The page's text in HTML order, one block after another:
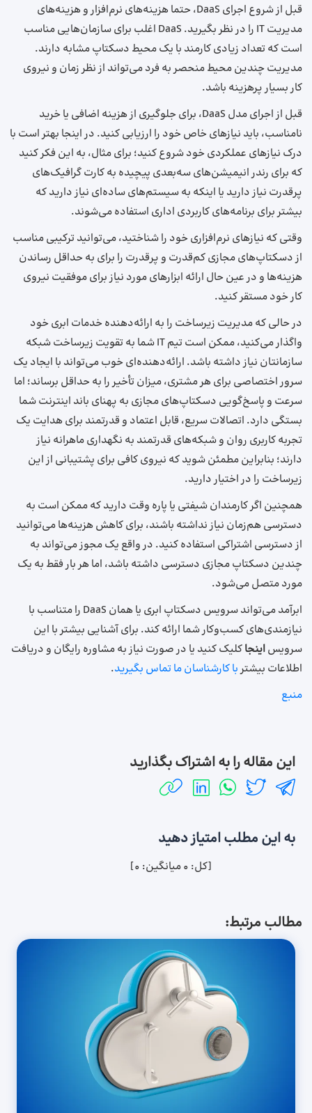
قبل از شروع اجرای DaaS، حتما هزینه‌های نرم‌افزار و هزینه‌های
مدیریت IT را در نظر بگیرید. DaaS اغلب برای سازمان‌هایی مناسب
است که تعداد زیادی کارمند با یک محیط دسکتاپ مشابه دارند.
مدیریت چندین محیط منحصر به فرد می‌تواند از نظر زمان و نیروی
کار بسیار پر‌هزینه باشد.
قبل از اجرای مدل DaaS، برای جلوگیری از هزینه اضافی یا خرید
نامناسب، باید نیازهای خاص خود را ارزیابی کنید. در اینجا بهتر است با
درک نیازهای عملکردی خود شروع کنید؛ برای مثال، به این فکر کنید
که برای رندر انیمیشن‌های سه‌بعدی پیچیده به کارت گرافیک‌های
پرقدرت نیاز دارید یا اینکه به سیستم‌های ساده‌ای نیاز دارید که
بیشتر برای برنامه‌های کاربردی اداری استفاده می‌شوند.
وقتی که نیازهای نرم‌افزاری خود را شناختید، می‌توانید ترکیبی مناسب
از دسکتاپ‌های مجازی کم‌قدرت و پرقدرت را برای به حداقل رساندن
هزینه‌ها و در عین حال ارائه ابزارهای مورد نیاز برای موفقیت نیروی
کار خود مستقر کنید.
در حالی که مدیریت زیرساخت را به ارائه‌دهنده خدمات ابری خود
واگذار می‌کنید، ممکن است تیم IT شما به تقویت زیرساخت شبکه
سازمانتان نیاز داشته باشد. ارائه‌دهنده‌ای خوب می‌تواند با ایجاد یک
سرور اختصاصی برای هر مشتری، میزان تأخیر را به حداقل برساند؛ اما
سرعت و پاسخ‌گویی دسکتاپ‌های مجازی به پهنای باند اینترنت شما
بستگی دارد. اتصالات سریع، قابل اعتماد و قدرتمند برای هدایت یک
تجربه کاربری روان و شبکه‌های قدرتمند به نگهداری ماهرانه نیاز
دارند؛ بنابراین مطمئن شوید که نیروی کافی برای پشتیبانی از این
زیرساخت را در اختیار دارید.
همچنین اگر کارمندان شیفتی یا پاره وقت دارید که ممکن است به
دسترسی هم‌زمان نیاز نداشته باشند، برای کاهش هزینه‌ها می‌توانید
از دسترسی اشتراکی استفاده کنید. در واقع یک مجوز می‌تواند به
چندین دسکتاپ مجازی دسترسی داشته باشد، اما هر بار فقط به یک
مورد متصل می‌شود.
ابرآمد می‌تواند سرویس دسکتاپ ابری یا همان DaaS را متناسب با
نیازمندی‌های کسب‌وکار شما ارائه کند. برای آشنایی بیشتر با این
سرویساینجاکلیک کنید یا در صورت نیاز به مشاوره رایگان و دریافت
اطلاعات بیشتر با کارشناسان ما تماس بگیرید.
منبع
این مقاله را به اشتراک بگذارید
به این مطلب امتیاز دهید
[کل: 0میانگین: 0
]
مطالب مرتبط: